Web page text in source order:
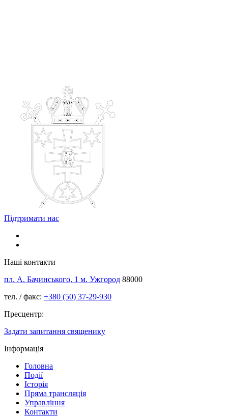
Підтримати нас
Наші контакти
пл. А. Бачинського, 1 м. Ужгород 88000
тел. / факс: +380 (50) 37-29-930
Пресцентр:
Задати запитання священику
Інформація
Головна
Події
Історія
Пряма трансляція
Управління
Контакти